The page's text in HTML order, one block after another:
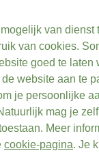
van dienst
van cookies.
goed te laten
website aan te
je persoonlijke
mag je
Meer
cookie-pagina. Je